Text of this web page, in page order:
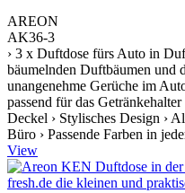
AREON
AK36-3
› 3 x Duftdose fürs Auto in
bäumelnden Duftbäumen und
unangenehme Gerüche im
passend für das
Deckel › Stylisches Design ›
Büro › Passende Farben in
View